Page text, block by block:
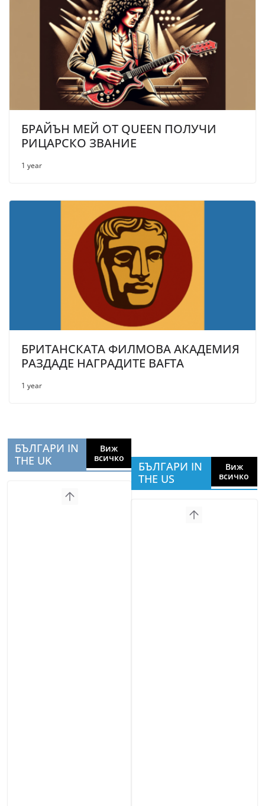
БРАЙЪН МЕЙ ОТ QUEEN ПОЛУЧИ
РИЦАРСКО ЗВАНИЕ
1 year
БРИТАНСКАТА ФИЛМОВА АКАДЕМИЯ
РАЗДАДЕ НАГРАДИТЕ BAFTA
1 year
БЪЛГАРИ IN
THE UK
Виж
всичко
БЪЛГАРИ IN
THE US
Виж
всичко